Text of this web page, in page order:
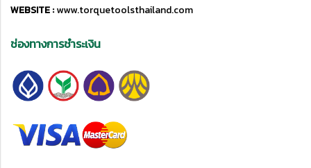
WEBSITE :www.torquetoolsthailand.com
ช่องทางการชำระเงิน